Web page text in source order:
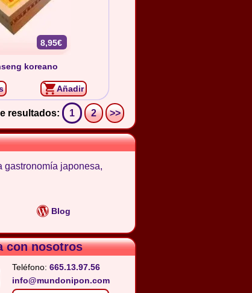
8,95€
koreano
Añadir
resultados: 1 2 >>
gastronomía japonesa,
Blog
con nosotros
Teléfono: 665.13.97.56
info@mundonipon.com